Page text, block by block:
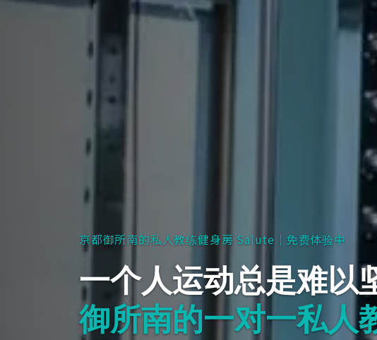
京都御所南的私人教练健身房 Salute｜免费体验中
一个人运动总是难以
御所南的一对一私人